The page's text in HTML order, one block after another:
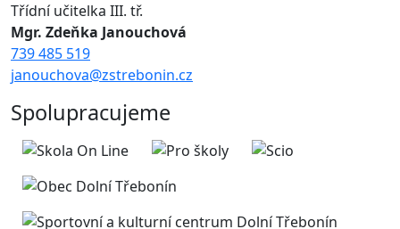
Třídní učitelka III. tř.
Mgr. Zdeňka Janouchová
739 485 519
janouchova@zstrebonin.cz
Spolupracujeme